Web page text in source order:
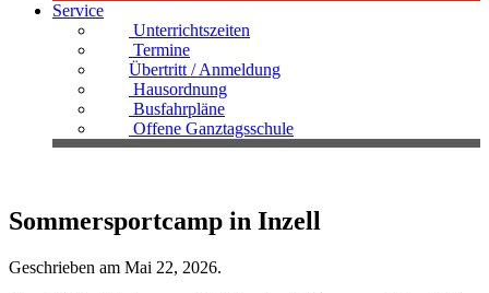
Service
Unterrichtszeiten
Termine
Übertritt / Anmeldung
Hausordnung
Busfahrpläne
Offene Ganztagsschule
Sommersportcamp in Inzell
Geschrieben am Mai 22, 2026.